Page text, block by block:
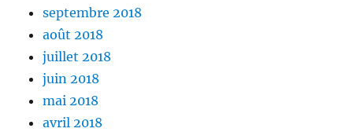
septembre 2018
août 2018
juillet 2018
juin 2018
mai 2018
avril 2018